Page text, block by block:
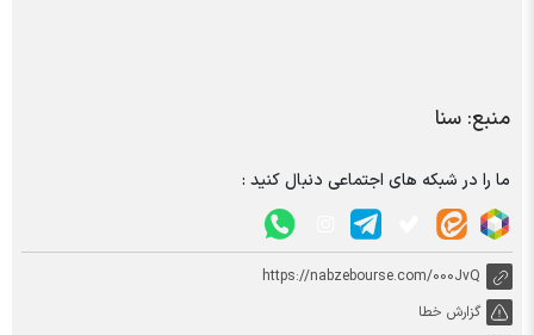
منبع: سنا
ما را در شبکه های اجتماعی دنبال کنید :
https://nabzebourse.com/000JvQ
گزارش خطا